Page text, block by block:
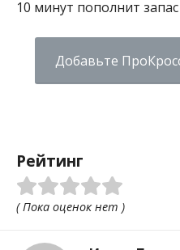
10 минут пополнит
Добавьте
Рейтинг
( Пока оценок нет )